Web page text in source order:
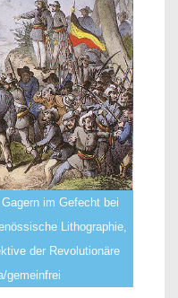
im Gefecht bei
Lithographie,
der Revolutionäre
gemeinfrei